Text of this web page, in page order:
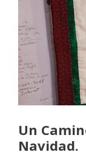
Un
Navidad.